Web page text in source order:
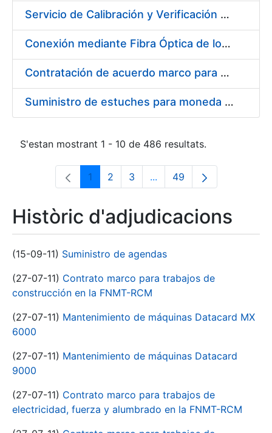
Servicio de Calibración y Verificación Externa de los Equipos de Medición del Servicio de Prevención de la FNMT-RCM
Conexión mediante Fibra Óptica de los Centros de Proceso de Datos (CPDs) de las sedes de la FNMT-RCM de Burgos y Madrid
Contratación de acuerdo marco para el Suministro de Material de Electricidad para la Fábrica Nacional de Moneda y Timbre-Real Casa de la Moneda en su centro de trabajo de Burgos
Suministro de estuches para moneda de 30 €
S'estan mostrant 1 - 10 de 486 resultats.
Pàgina
1 Pàgina
2 Pàgina
3 ...Pàgines intermèdies
Pàgina
49
Històric d'adjudicacions
(15-09-11) Suministro de agendas
(27-07-11) Contrato marco para trabajos de
construcción en la FNMT-RCM
(27-07-11) Mantenimiento de máquinas Datacard MX
6000
(27-07-11) Mantenimiento de máquinas Datacard
9000
(27-07-11) Contrato marco para trabajos de
electricidad, fuerza y alumbrado en la FNMT-RCM